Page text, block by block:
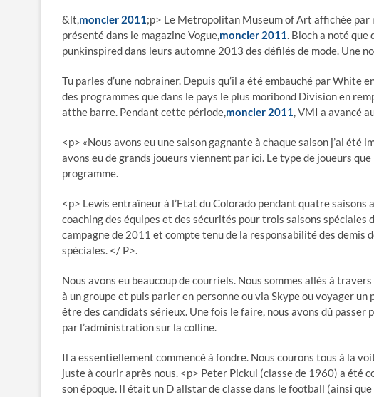
&lt,moncler 2011;p> Le Metropolitan Museum of Art affichée par
présenté dans le magazine Vogue,moncler 2011. Bloch a noté
punkinspired dans leurs automne 2013 des défilés de mode. Une
Tu parles d’une nobrainer. Depuis qu’il a été embauché par White
des programmes que dans le pays le plus moribond Division en
atthe barre. Pendant cette période,moncler 2011, VMI a avancé
<p> «Nous avons eu une saison gagnante à chaque saison j’ai été
avons eu de grands joueurs viennent par ici. Le type de joueurs
programme.
<p> Lewis entraîneur à l’Etat du Colorado pendant quatre
coaching des équipes et des sécurités pour trois saisons
campagne de 2011 et compte tenu de la responsabilité des demis
spéciales. </ P>.
Nous avons eu beaucoup de courriels. Nous sommes allés à
à un groupe et puis parler en personne ou via Skype ou voyager
être des candidats sérieux. Une fois le faire, nous avons dû
par l’administration sur la colline.
Il a essentiellement commencé à fondre. Nous courons tous à la
juste à courir après nous. <p> Peter Pickul (classe de 1960) a été
son époque. Il était un D allstar de classe dans le football (ainsi